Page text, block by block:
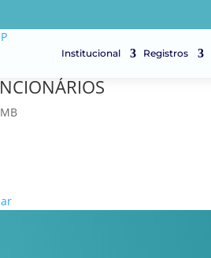
Institucional Registros